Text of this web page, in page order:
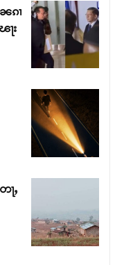
ၵူႈလႅၼ်ပေႃးတေၸွ
ၵမ်ႉထႅမ် ၸုမ်းၶၢ
ၵၢ
ႃး
ႇ